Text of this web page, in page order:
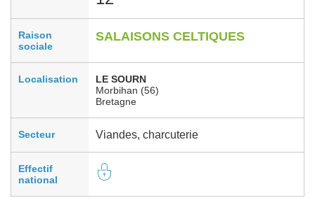
Raison
sociale
SALAISONS CELTIQUES
Localisation
LE SOURN
Morbihan (56)
Bretagne
Secteur Viandes, charcuterie
Effectif
national